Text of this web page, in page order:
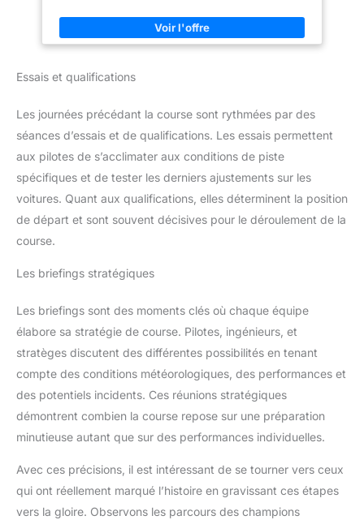
Essais et qualifications
Les journées précédant la course sont rythmées par des
séances d’essais et de qualifications. Les essais permettent
aux pilotes de s’acclimater aux conditions de piste
spécifiques et de tester les derniers ajustements sur les
voitures. Quant aux qualifications, elles déterminent la position
de départ et sont souvent décisives pour le déroulement de la
course.
Les briefings stratégiques
Les briefings sont des moments clés où chaque équipe
élabore sa stratégie de course. Pilotes, ingénieurs, et
stratèges discutent des différentes possibilités en tenant
compte des conditions météorologiques, des performances et
des potentiels incidents. Ces réunions stratégiques
démontrent combien la course repose sur une préparation
minutieuse autant que sur des performances individuelles.
Avec ces précisions, il est intéressant de se tourner vers ceux
qui ont réellement marqué l’histoire en gravissant ces étapes
vers la gloire. Observons les parcours des champions